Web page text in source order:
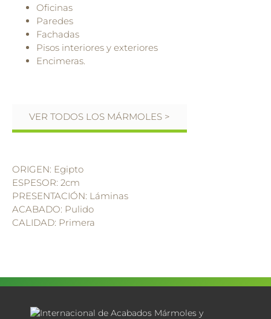
Oficinas
Paredes
Fachadas
Pisos interiores y exteriores
Encimeras.
VER TODOS LOS MÁRMOLES >
ORIGEN: Egipto
ESPESOR: 2cm
PRESENTACIÓN: Láminas
ACABADO: Pulido
CALIDAD: Primera